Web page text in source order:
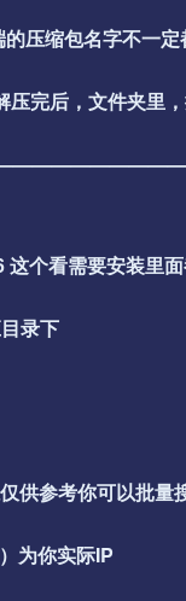
压缩包名字不一定
完后，文件夹里
个看需要安装里
录下
供参考你可以
为你实际IP